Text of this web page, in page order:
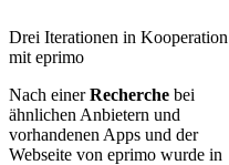
Drei Iterationen in Kooperation
mit eprimo
Nach einerRecherche bei
ähnlichen Anbietern und
vorhandenen Apps und der
Webseite von eprimo wurde in